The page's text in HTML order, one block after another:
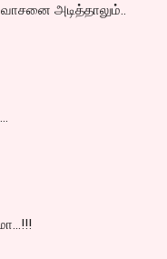
அடித்தாலும்..